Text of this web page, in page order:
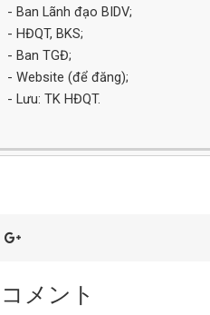
- Ban Lãnh đạo BIDV;
- HĐQT, BKS;
- Ban TGĐ;
- Website (để đăng);
- Lưu: TK HĐQT.
メント